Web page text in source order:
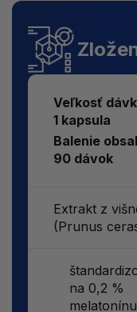
Veľkosť
1 kapsula
Balenie
90 dávok
Extrakt z
(Prunus
na 0,2 %
melatonínu